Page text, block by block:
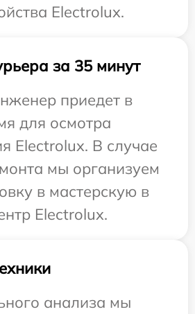
Electrolux.
за 35 минут
приедет в
для осмотра
Electrolux. В случае
мы организуем
в мастерскую в
Electrolux.
анализа мы